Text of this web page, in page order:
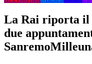
La Rai riporta il
due